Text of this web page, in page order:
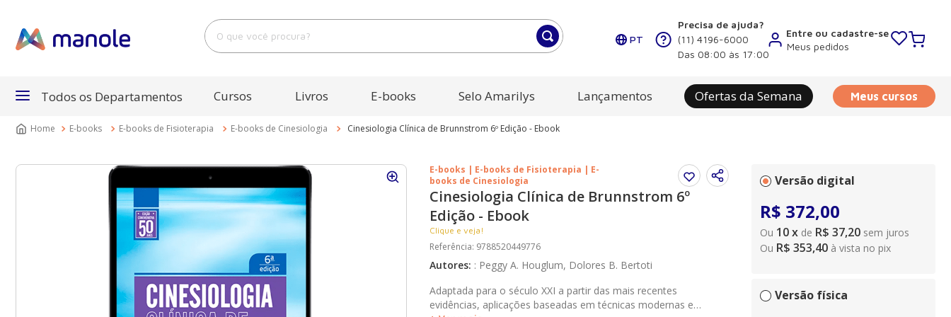
O que você procura?
PT
Precisa de ajuda?
(11) 4196-6000
Das 08:00 às 17:00
Entre ou cadastre-se
Meus pedidos
Todos os Departamentos Cursos Livros E-books Selo Amarilys Lançamentos Ofertas da Semana Meus cursos
E-books E-books de Fisioterapia E-books de Cinesiologia Cinesiologia Clínica de Brunnstrom 6º Edição - Ebook
E-books | E-books de Fisioterapia | E-
books de Cinesiologia
Cinesiologia Clínica de Brunnstrom 6º
Edição - Ebook
Clique e veja!
Referência: 9788520449776
Autores: : Peggy A. Houglum, Dolores B. Bertoti
Adaptada para o século XXI a partir das mais recentes
evidências, aplicações baseadas em técnicas modernas e
Versão digital
R$ 372,00
Ou 10x de R$ 37,20 sem juros
Ou R$ 353,40 à vista no pix
Versão física